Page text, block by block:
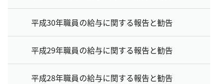
平成30年職員の給与に関する報告と勧告
平成29年職員の給与に関する報告と勧告
平成28年職員の給与に関する報告と勧告